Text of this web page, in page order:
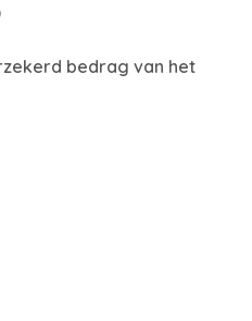
bedrag van het